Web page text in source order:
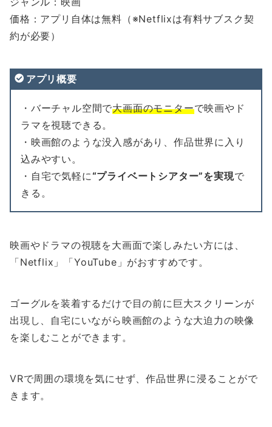
価格：アプリ自体は無料（※Netflixは有料サブスク契
約が必要）
アプリ概要
・バーチャル空間で大画面のモニターで映画やド
ラマを視聴できる。
・映画館のような没入感があり、作品世界に入り
込みやすい。
・自宅で気軽に“プライベートシアター”を実現で
きる。
映画やドラマの視聴を大画面で楽しみたい方には、
「Netflix」「YouTube」がおすすめです。
ゴーグルを装着するだけで目の前に巨大スクリーンが
出現し、自宅にいながら映画館のような大迫力の映像
を楽しむことができます。
VRで周囲の環境を気にせず、作品世界に浸ることがで
きます。